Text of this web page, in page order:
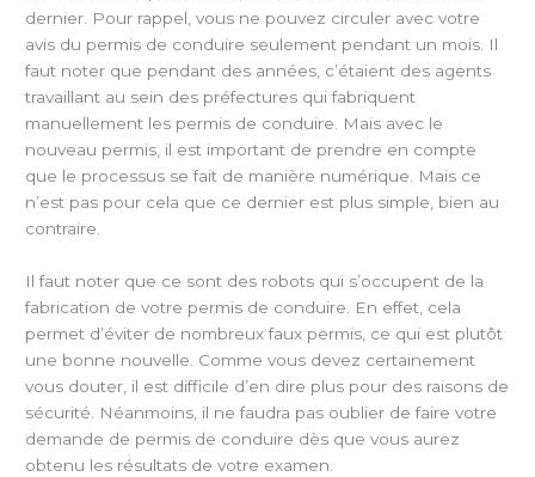
dernier. Pour rappel, vous ne pouvez circuler avec votre
avis du permis de conduire seulement pendant un mois. Il
faut noter que pendant des années, c’étaient des agents
travaillant au sein des préfectures qui fabriquent
manuellement les permis de conduire. Mais avec le
nouveau permis, il est important de prendre en compte
que le processus se fait de manière numérique. Mais ce
n’est pas pour cela que ce dernier est plus simple, bien au
contraire.
Il faut noter que ce sont des robots qui s’occupent de la
fabrication de votre permis de conduire. En effet, cela
permet d’éviter de nombreux faux permis, ce qui est plutôt
une bonne nouvelle. Comme vous devez certainement
vous douter, il est difficile d’en dire plus pour des raisons de
sécurité. Néanmoins, il ne faudra pas oublier de faire votre
demande de permis de conduire dès que vous aurez
obtenu les résultats de votre examen.